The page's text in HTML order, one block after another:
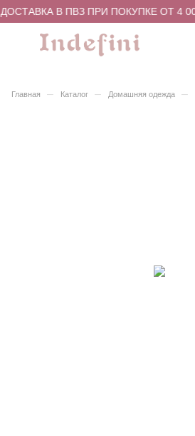
В ПВЗ ПРИ ПОКУПКЕ ОТ 4
Главная – Каталог – Домашняя одежда –